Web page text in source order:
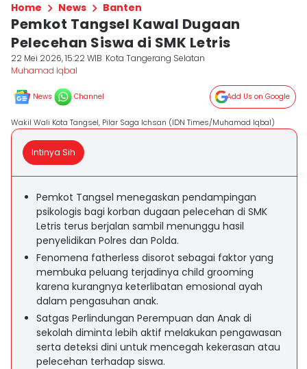
Home News Banten
Pemkot Tangsel Kawal Dugaan
Pelecehan Siswa di SMK Letris
22 Mei 2026, 15:22 WIB Kota Tangerang Selatan
Muhamad Iqbal
News Channel Add Us on Google
Wakil Wali Kota Tangsel, Pilar Saga Ichsan (IDN Times/Muhamad Iqbal)
Intinya Sih
Pemkot Tangsel menegaskan pendampingan
psikologis bagi korban dugaan pelecehan di SMK
Letris terus berjalan sambil menunggu hasil
penyelidikan Polres dan Polda.
Fenomena fatherless disorot sebagai faktor yang
membuka peluang terjadinya child grooming
karena kurangnya keterlibatan emosional ayah
dalam pengasuhan anak.
Satgas Perlindungan Perempuan dan Anak di
sekolah diminta lebih aktif melakukan pengawasan
serta deteksi dini untuk mencegah kekerasan atau
pelecehan terhadap siswa.